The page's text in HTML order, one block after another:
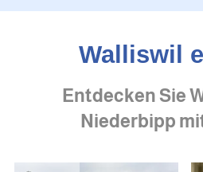
Walliswil
Entdecken Sie
Niederbipp